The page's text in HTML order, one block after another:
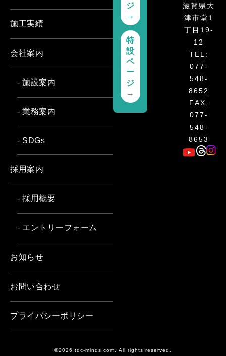
滋賀県大
津市堂1
丁目19-
12
TEL:
077-
548-
8652
FAX:
077-
548-
8653
ジ
→
特
設
ペ
ー
ジ
→
施工実績
会社案内
- 施設案内
- 業務案内
- SDGs
採用案内
- 採用概要
- エントリーフォーム
お知らせ
お問い合わせ
プライバシーポリシー
©2026 tdc-minds.com. All rights reserved.